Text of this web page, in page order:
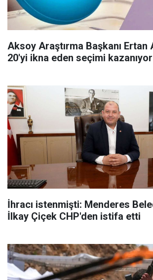
Aksoy Araştırma Başkanı Ertan
20'yi ikna eden seçimi kazanıyor
İhracı istenmişti: Menderes
İlkay Çiçek CHP'den istifa etti